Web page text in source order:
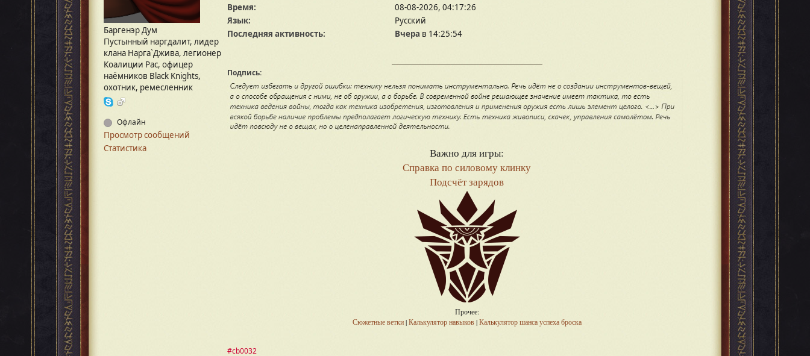
Баргенэр Дум
Пустынный наргдалит, лидер
клана Нарга`Джива, легионер
Коалиции Рас, офицер
наёмников Black Knights,
охотник, ремесленник
Офлайн
Просмотр сообщений
Статистика
Время:
08-08-2026, 04:17:26
Язык:
Русский
Последняя активность:
Вчера в 14:25:54
Подпись:
Важно для игры:
Справка по силовому клинку
Подсчёт зарядов
Прочее:
Сюжетные ветки|Калькулятор навыков|Калькулятор шанса успеха броска
#cb0032